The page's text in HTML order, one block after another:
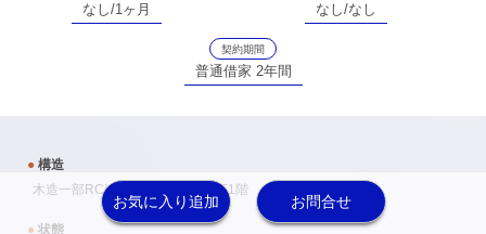
なし/1ヶ月 なし/なし
契約期間
普通借家 2年間
● 構造
木造一部RC造 10戸 地上2階 地下1階
● 状態
お気に入り追加 お問合せ